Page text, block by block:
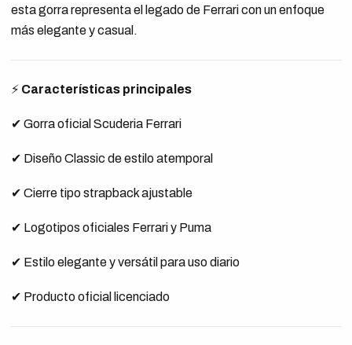
esta gorra representa el legado de Ferrari con un enfoque
más elegante y casual.
⚡ Características principales
✔ Gorra oficial Scuderia Ferrari
✔ Diseño Classic de estilo atemporal
✔ Cierre tipo strapback ajustable
✔ Logotipos oficiales Ferrari y Puma
✔ Estilo elegante y versátil para uso diario
✔ Producto oficial licenciado